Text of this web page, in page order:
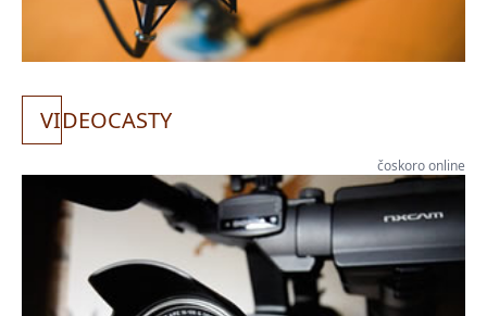
VIDEOCASTY
čoskoro online